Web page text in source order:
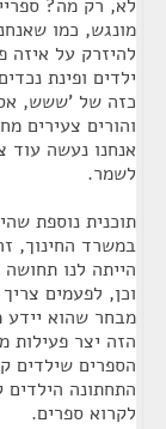
לא, רק מה?
מונגש, כמו
להיזרק על איזה
ילדים ופינת
כזה של 'ששש,
והורים צעירים
אנחנו נעשה עוד
לשמר.
תוכנית נוספת
במשרד החינוך,
הייתה לנו
וכן, לפעמים
מבחר שהוא יידע
הזה יצר פעילות
הספרים שילדים
התחתונה
לקרוא ספרים.